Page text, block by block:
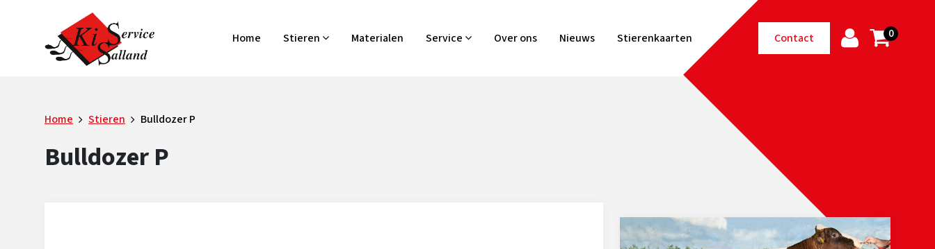
Home Stieren Materialen Service Over ons Nieuws Stierenkaarten Contact 0
Home Stieren Bulldozer P
Bulldozer P